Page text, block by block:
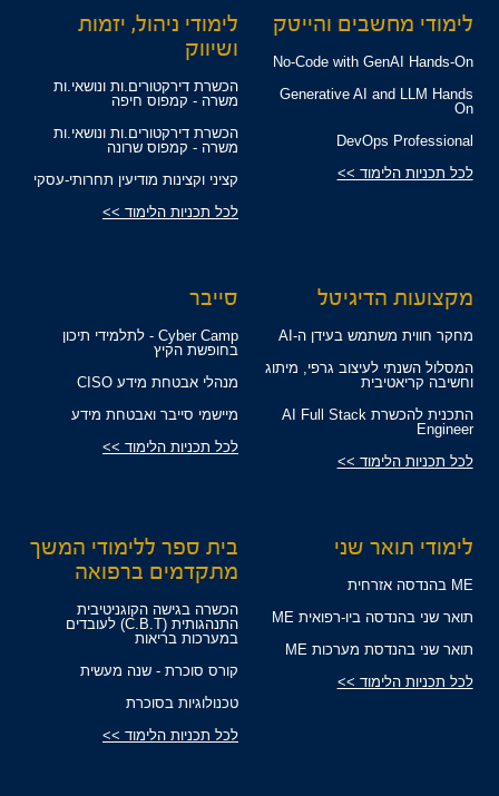
לימודי מחשבים והייטק
No-Code with GenAI Hands-On
Generative AI and LLM Hands
On
DevOps Professional
לכל תכניות הלימוד >>
לימודי ניהול, יזמות
ושיווק
הכשרת דירקטורים.ות ונושאי.ות
משרה - קמפוס חיפה
הכשרת דירקטורים.ות ונושאי.ות
משרה - קמפוס שרונה
קציני וקצינות מודיעין תחרותי-עסקי
לכל תכניות הלימוד >>
מקצועות הדיגיטל
מחקר חווית משתמש בעידן ה-AI
המסלול השנתי לעיצוב גרפי, מיתוג
וחשיבה קריאטיבית
התכנית להכשרת AI Full Stack
Engineer
לכל תכניות הלימוד >>
סייבר
Cyber Camp - לתלמידי תיכון
בחופשת הקיץ
מנהלי אבטחת מידע CISO
מיישמי סייבר ואבטחת מידע
לכל תכניות הלימוד >>
לימודי תואר שני
ME בהנדסה אזרחית
תואר שני בהנדסה ביו-רפואית ME
תואר שני בהנדסת מערכות ME
לכל תכניות הלימוד >>
בית ספר ללימודי המשך
מתקדמים ברפואה
הכשרה בגישה הקוגניטיבית
התנהגותית (C.B.T) לעובדים
במערכות בריאות
קורס סוכרת - שנה מעשית
טכנולוגיות בסוכרת
לכל תכניות הלימוד >>